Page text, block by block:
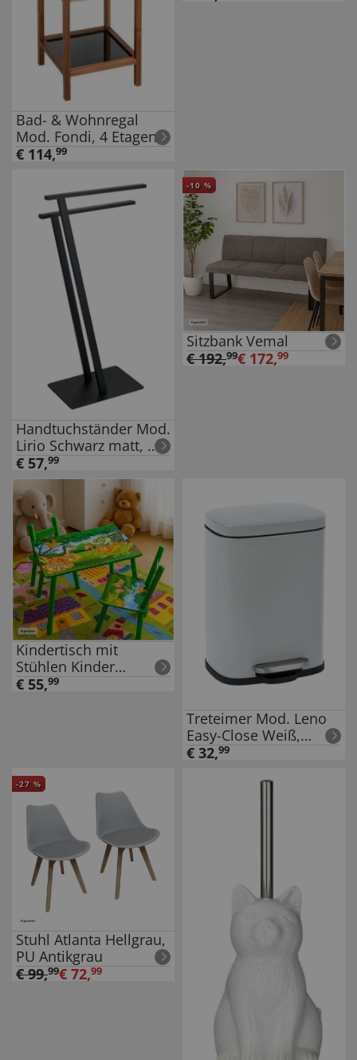
Bad- & Wohnregal
Mod. Fondi, 4 Etagen,
aus Akazienholz
€ 114,99
Handtuchständer Mod.
Lirio Schwarz matt, mit
2 Handtuchstangen
€ 57,99
-10 %
Sitzbank Vemal
€192,99€ 172,99
Kindertisch mit
Stühlen Kinder
Sitzgruppe Dino Motiv
€ 55,99
Treteimer Mod. Leno
Easy-Close Weiß,
lackierter Stahl,
€ 32,99
-27 %
Stuhl Atlanta Hellgrau,
PU Antikgrau
€99,99€ 72,99